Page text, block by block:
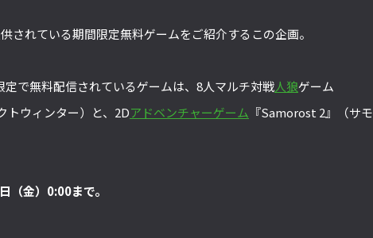
されている期間限定無料ゲームをご紹介するこの企画。
定で無料配信されているゲームは、8人マルチ対戦人狼ゲーム
トウィンター）と、2Dアドベンチャーゲーム 『Samorost 2』（サモ
（金）0:00まで。